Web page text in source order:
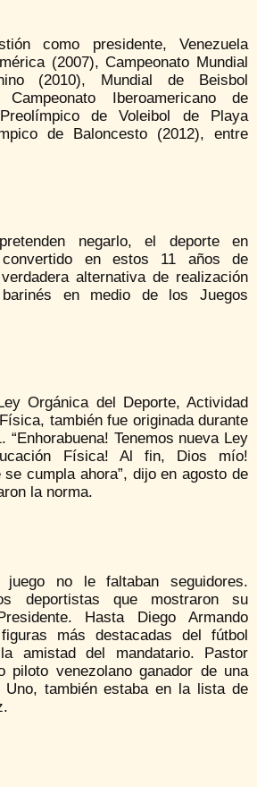
como presidente, Venezuela
(2007), Campeonato Mundial
(2010), Mundial de Beisbol
Iberoamericano de
de Voleibol de Playa
de Baloncesto (2012), entre
negarlo, el deporte en
en estos 11 años de
alternativa de realización
en medio de los Juegos
Orgánica del Deporte, Actividad
también fue originada durante
“Enhorabuena! Tenemos nueva Ley
Física! Al fin, Dios mío!
cumpla ahora”, dijo en agosto de
la norma.
no le faltaban seguidores.
deportistas que mostraron su
Hasta Diego Armando
más destacadas del fútbol
amistad del mandatario. Pastor
piloto venezolano ganador de una
Uno, también estaba en la lista de